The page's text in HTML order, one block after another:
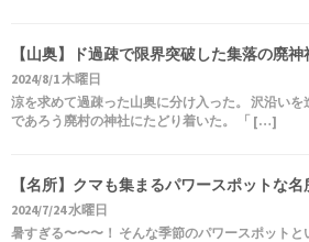
【山奥】ド過疎で限界突破した集落の廃
2024/8/1 木曜日
涼を求めて過疎った山奥に分け入った。 沢沿い
であろう廃村の神社にたどり着いた。 「 […]
【名所】クマも集まるパワースポットな
2024/7/24 水曜日
暑すぎる〜〜〜！ そんな季節のパワースポット